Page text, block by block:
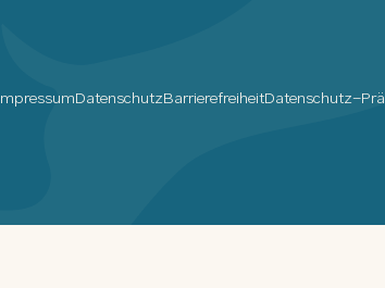
DatenschutzBarrierefreiheitDatenschutz-